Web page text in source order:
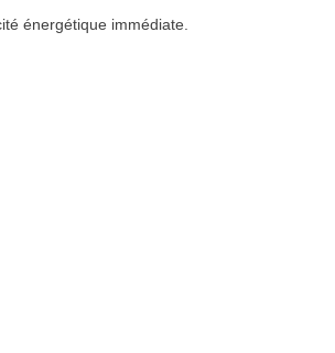
énergétique immédiate.